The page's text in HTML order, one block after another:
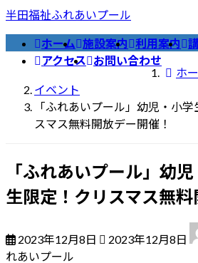
コ
ン
テ
ナ
ビ
ゲ
半田福祉ふれあいプール
ホーム 施設案内 利用案内
アクセス
お問い合わせ
ホ
イベント
「ふれあいプール」幼児・小
スマス無料開放デー開催！
「ふれあいプール」幼
生限定！クリスマス無料
2023年12月8日
終
2023年12月8日
れあいプール